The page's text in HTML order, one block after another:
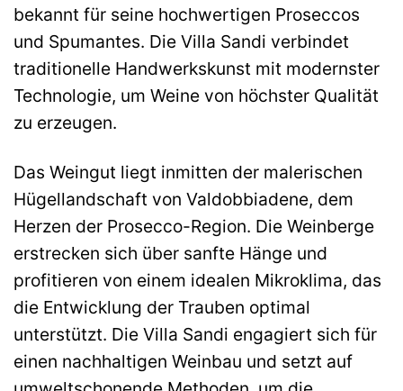
bekannt für seine hochwertigen Proseccos
und Spumantes. Die Villa Sandi verbindet
traditionelle Handwerkskunst mit modernster
Technologie, um Weine von höchster Qualität
zu erzeugen.
Das Weingut liegt inmitten der malerischen
Hügellandschaft von Valdobbiadene, dem
Herzen der Prosecco-Region. Die Weinberge
erstrecken sich über sanfte Hänge und
profitieren von einem idealen Mikroklima, das
die Entwicklung der Trauben optimal
unterstützt. Die Villa Sandi engagiert sich für
einen nachhaltigen Weinbau und setzt auf